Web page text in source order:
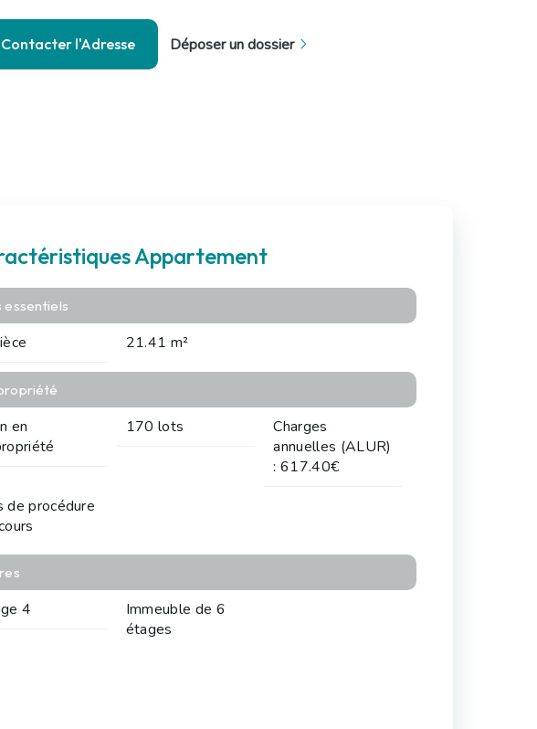
Contacter l'Adresse Déposer un dossier
Appartement
essentiels
21.41 m²
en
170 lots
Charges
annuelles (ALUR)
: 617.40€
de procédure
4
Immeuble de 6
étages